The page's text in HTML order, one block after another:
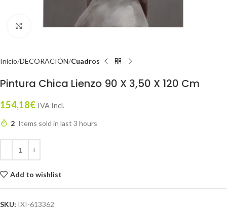
Click to enlarge
Inicio DECORACIÓN Cuadros
Pintura Chica Lienzo 90 X 3,50 X 120 Cm
154,18€ IVA Incl.
2 Items sold in last 3 hours
Add to wishlist
SKU: IXI-613362